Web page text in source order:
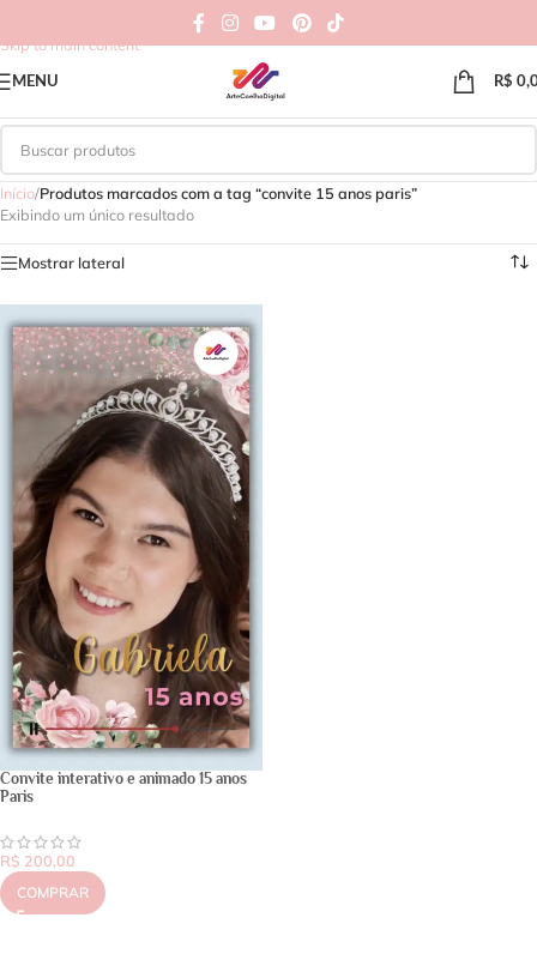
Skip to main content
MENU R$
Início/Produtos marcados com a tag “convite 15 anos paris”
Exibindo um único resultado
Mostrar lateral
Convite interativo e animado 15 anos
Paris
R$ 200,00
COMPRAR